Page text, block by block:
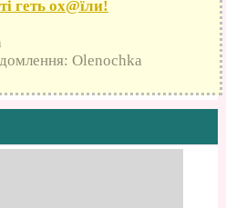
геть оx@їли!
Olenochka